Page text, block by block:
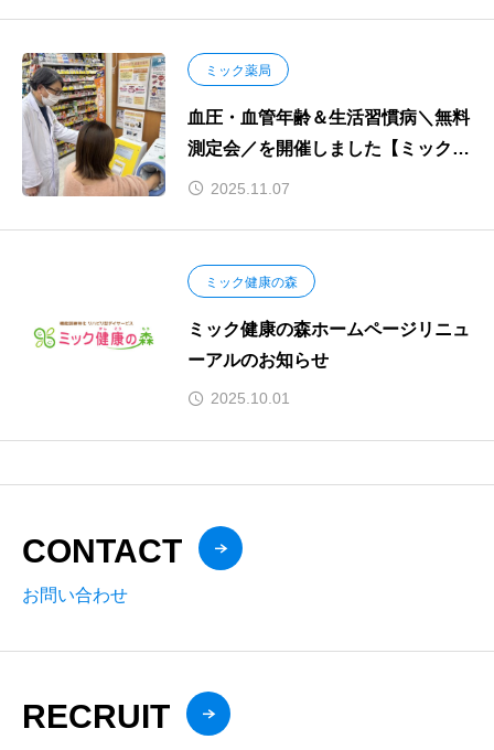
ミック薬局
血圧・血管年齢＆生活習慣病＼無料
測定会／を開催しました【ミック薬
局京阪千林店】
2025.11.07
ミック健康の森
ミック健康の森ホームページリニュ
ーアルのお知らせ
2025.10.01
CONTACT
お問い合わせ
RECRUIT